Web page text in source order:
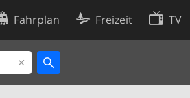
Fahrplan Freizeit TV
Cookie-Richtlinie
Cookie-Einstellungen